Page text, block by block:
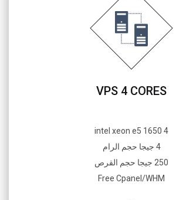
VPS 4 CORES
4 intel xeon e5 1650
4 جيجا حجم الرام
250 جيجا حجم القرص
Free Cpanel/WHM